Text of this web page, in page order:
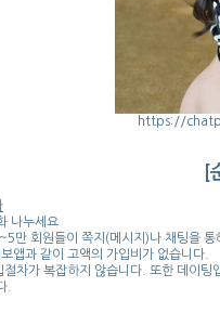
https://
[
나누세요
만 회원들이 쪽지(메시지)나 채팅을 통
앱과 같이 고액의 가입비가 없습니다.
차가 복잡하지 않습니다. 또한 데이
.